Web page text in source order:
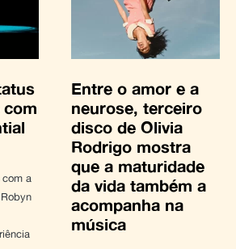
com a
Entre o amor e a
neurose, terceiro
disco de Olivia
Rodrigo mostra
que a maturidade
da vida também a
acompanha na
música